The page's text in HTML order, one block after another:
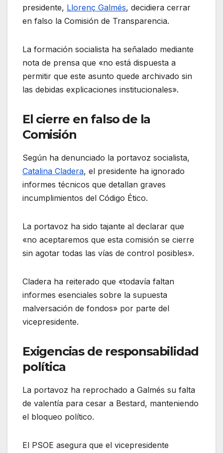
presidente, Llorenç Galmés, decidiera cerrar
en falso la Comisión de Transparencia.
La formación socialista ha señalado mediante
nota de prensa que «no está dispuesta a
permitir que este asunto quede archivado sin
las debidas explicaciones institucionales».
El cierre en falso de la
Comisión
Según ha denunciado la portavoz socialista,
Catalina Cladera, el presidente ha ignorado
informes técnicos que detallan graves
incumplimientos del Código Ético.
La portavoz ha sido tajante al declarar que
«no aceptaremos que esta comisión se cierre
sin agotar todas las vías de control posibles».
Cladera ha reiterado que «todavía faltan
informes esenciales sobre la supuesta
malversación de fondos» por parte del
vicepresidente.
Exigencias de responsabilidad
política
La portavoz ha reprochado a Galmés su falta
de valentía para cesar a Bestard, manteniendo
el bloqueo político.
El PSOE asegura que el vicepresidente